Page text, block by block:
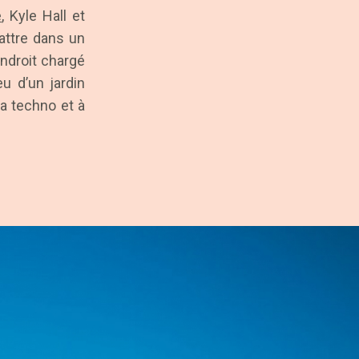
, Kyle Hall et
dans un
chargé
d’un jardin
techno et à